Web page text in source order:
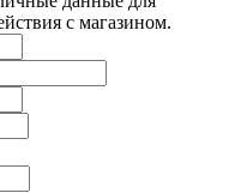
с магазином.